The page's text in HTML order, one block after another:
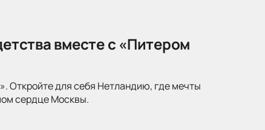
вместе с «Питером
Откройте для себя Нетландию, где мечты
сердце Москвы.